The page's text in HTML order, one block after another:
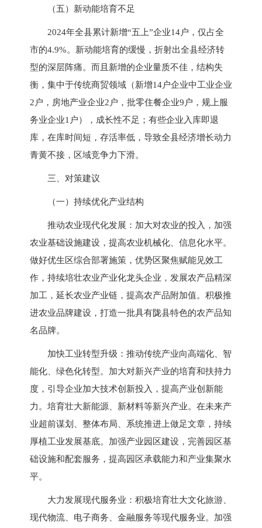
（五）新动能培育不足
2024年全县累计新增“五上”企业14户，仅占全
市的4.9%。新动能培育的缓慢，折射出全县经济转
型的深层阵痛。而且新增的企业量质不佳，结构失
衡，集中于传统商贸领域（新增14户企业中工业企业
2户，房地产业企业2户，批零住餐企业9户，规上服
务业企业1户），成长性不足；有些企业入库即退
库，在库时间短，存活率低，导致全县经济增长动力
青黄不接，区域竞争力下滑。
三、对策建议
（一）持续优化产业结构
推动农业现代化发展：加大对农业的投入，加强
农业基础设施建设，提高农业机械化、信息化水平。
做好优生区综合部署施策，优势区聚焦赋能见效工
作，持续培壮农业产业化龙头企业，发展农产品精深
加工，延长农业产业链，提高农产品附加值。积极推
进农业品牌建设，打造一批具有陇县特色的农产品知
名品牌。
加快工业转型升级：推动传统产业向高端化、智
能化、绿色化转型。加大对新兴产业的培育和扶持力
度，引导企业加大技术创新投入，提高产业创新能
力。培育壮大新能源、新材料等新兴产业。在未来产
业超前谋划、整体布局、系统推进上做足文章，持续
厚植工业发展基底。加强产业园区建设，完善园区基
础设施和配套服务，提高园区承载能力和产业集聚水
平。
大力发展现代服务业：积极培育壮大文化旅游、
现代物流、电子商务、金融服务等现代服务业。加强